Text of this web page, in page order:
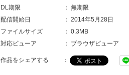
DL期限
： 無期限
配信開始日
： 2014年5月28日
ファイルサイズ
： 0.3MB
対応ビューア
： ブラウザビューア
作品をシェアする ：